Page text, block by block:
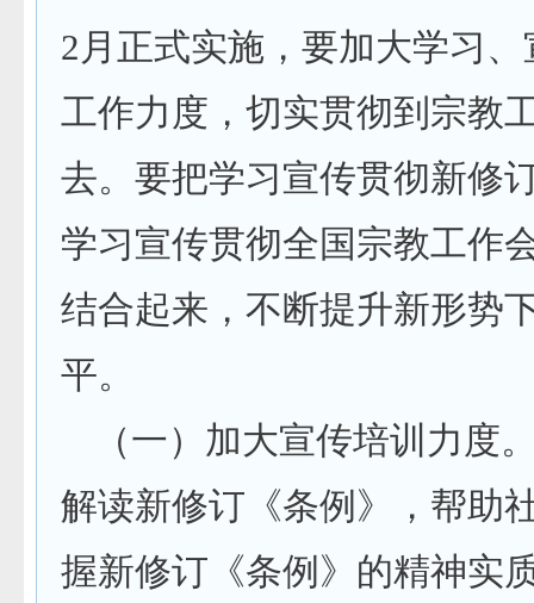
2月正式实施，要加大学习
工作力度，切实贯彻到宗教
去。要把学习宣传贯彻新修
学习宣传贯彻全国宗教工作
结合起来，不断提升新形势
平。
（一）加大宣传培训力度
解读新修订《条例》，帮助
握新修订《条例》的精神实